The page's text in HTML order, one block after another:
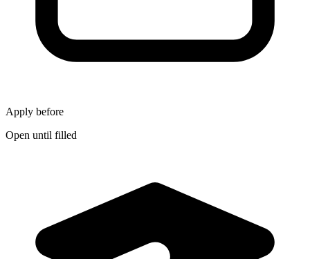
Apply before
Open until filled